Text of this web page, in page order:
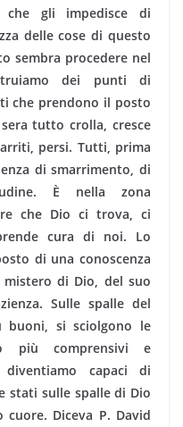
che gli impedisce di
delle cose di questo
sembra procedere nel
dei punti di
che prendono il posto
tutto crolla, cresce
persi. Tutti, prima
di smarrimento, di
È nella zona
che Dio ci trova, ci
cura di noi. Lo
di una conoscenza
di Dio, del suo
Sulle spalle del
buoni, si sciolgono le
più comprensivi e
capaci di
stati sulle spalle di Dio
Diceva P. David